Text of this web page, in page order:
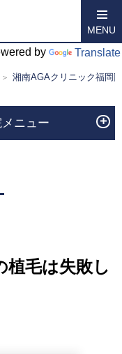
by Translate
MENU
湘南AGAクリニック福岡院
ニュー
植毛は失敗し